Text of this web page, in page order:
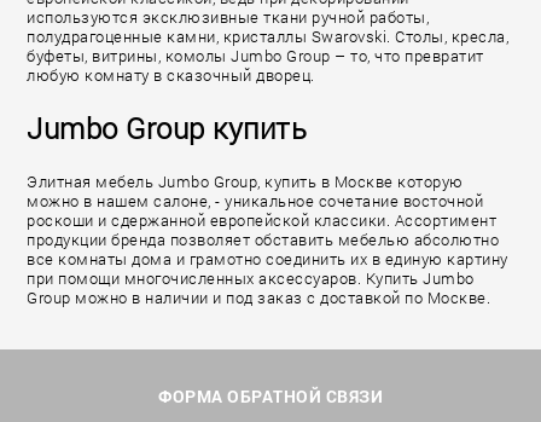
используются эксклюзивные ткани ручной работы,
полудрагоценные камни, кристаллы Swarovski. Столы, кресла,
буфеты, витрины, комолы Jumbo Group – то, что превратит
любую комнату в сказочный дворец.
Jumbo Group купить
Элитная мебель Jumbo Group, купить в Москве которую
можно в нашем салоне, - уникальное сочетание восточной
роскоши и сдержанной европейской классики. Ассортимент
продукции бренда позволяет обставить мебелью абсолютно
все комнаты дома и грамотно соединить их в единую картину
при помощи многочисленных аксессуаров. Купить Jumbo
Group можно в наличии и под заказ с доставкой по Москве.
ФОРМА ОБРАТНОЙ СВЯЗИ